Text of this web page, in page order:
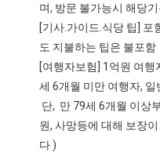
며, 방문 불가능시 해당
[기사.가이드.식당 팁] 포
도 지불하는 팁은 불포함
[여행자보험] 1억원 여
세 6개월 미만 여행자,
단, 만 79세 6개월 이상
원, 사망등에 대해 보장
다 )